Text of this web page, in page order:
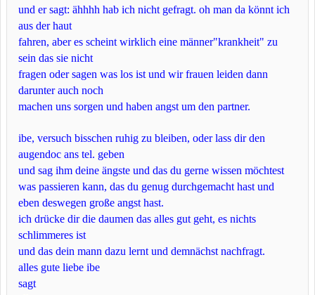
und er sagt: ähhhh hab ich nicht gefragt. oh man da könnt ich
aus der haut
fahren, aber es scheint wirklich eine männer"krankheit" zu
sein das sie nicht
fragen oder sagen was los ist und wir frauen leiden dann
darunter auch noch
machen uns sorgen und haben angst um den partner.
ibe, versuch bisschen ruhig zu bleiben, oder lass dir den
augendoc ans tel. geben
und sag ihm deine ängste und das du gerne wissen möchtest
was passieren kann, das du genug durchgemacht hast und
eben deswegen große angst hast.
ich drücke dir die daumen das alles gut geht, es nichts
schlimmeres ist
und das dein mann dazu lernt und demnächst nachfragt.
alles gute liebe ibe
sagt